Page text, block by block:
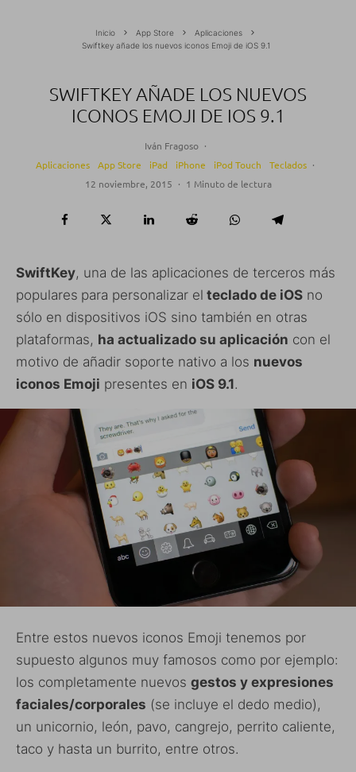
Inicio App Store
Aplicaciones
Swiftkey añade los nuevos iconos Emoji de iOS 9.1
SWIFTKEY AÑADE LOS NUEVOS
ICONOS EMOJI DE IOS 9.1
Iván Fragoso ·
Aplicaciones
App Store iPad iPhone iPod Touch Teclados ·
12 noviembre, 2015 · 1 Minuto de lectura
SwiftKey, una de las aplicaciones de terceros más
populares para personalizar el teclado de iOS no
sólo en dispositivos iOS sino también en otras
plataformas, ha actualizado su aplicación con el
motivo de añadir soporte nativo a los nuevos
iconos Emoji presentes en iOS 9.1.
Entre estos nuevos iconos Emoji tenemos por
supuesto algunos muy famosos como por ejemplo:
los completamente nuevos gestos y expresiones
faciales/corporales (se incluye el dedo medio),
un unicornio, león, pavo, cangrejo, perrito caliente,
taco y hasta un burrito, entre otros.